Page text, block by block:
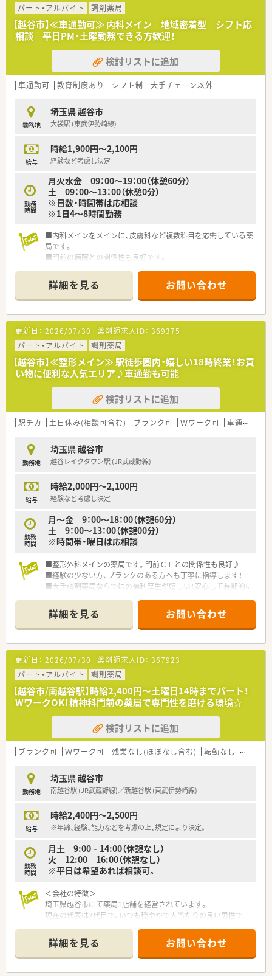
薬局長・エリアマネージャーを始め、その方の適性によっては
医療モールの企画開発部門など、様々なジャンルへ挑戦できるフ
ィールドがあります。
自分のペースで、着実に成長していきたいと考える方に特にオ
ススメの企業です。
■スキルアップ
クリニック受けの店舗をメインに展開しており、ご自分のペー
スでスキルアップできる環境です。
パート・アルバイト 調剤薬局
【越谷市】≪車通勤可≫ 内科メイン 地域密着型 シフト応
相談 平日PM・土曜勤務できる方歓迎！
検討リストに追加
車通勤可 教育制度あり シフト制 大手チェーン以外
勤務地
埼玉県 越谷市
大袋駅 (東武伊勢崎線)
給与
時給1,900円～2,100円
経験など考慮し決定
勤務
時間
月火水金 09：00～19：00（休憩60分）
土 09：00～13：00（休憩0分）
※日数・時間帯は応相談
※1日4～8時間勤務
■内科メインをメインに、皮膚科など複数科目を応需している薬
局です。
■門前の病院との関係性も良好です。
せん。
・・＊企業の特徴＊・・
■埼玉県内に5店舗展開しています。
■店舗のほとんどは越谷市内にございますので、転勤の可能性は
ありません。
■働いている方々も気さくな方々ばかりで、大変働きやすい環境
です。
詳細を見る お問い合わせ
更新日： 2026/07/30 薬剤師求人ID： 369375
パート・アルバイト
調剤薬局
【越谷市】≪整形メイン≫ 駅徒歩圏内・嬉しい18時終業！お買
い物に便利な人気エリア♪車通勤も可能
検討リストに追加
駅チカ 土日休み(相談可含む) ブランク可 Ｗワーク可 車通勤可
勤務地
埼玉県 越谷市
越谷レイクタウン駅 (JR武蔵野線)
給与
時給2,000円～2,100円
経験など考慮し決定
勤務
時間
月～金 9：00～18：00（休憩60分）
土 9：00～13：00（休憩00分）
※時間帯・曜日は応相談
■整形外科メインの薬局です。門前ＣＬとの関係性も良好♪
■経験の少ない方、ブランクのある方へも丁寧に指導します！
■大手調剤薬局ならではの福利厚生が嬉しい！安心して長期的に
・・＊ 薬局の特徴 ＊・・
■母体は病医院専門の経営コンサルティング企業です。
全国に調剤薬局を550店舗以上展開しています。
■薬局事業だけでなく、クリニックモールの企画・運営や医療機
器のリースなど幅広く事業を展開しております。
■電子薬歴・ピッキングサポートシステムを導入しています。全
店舗にて統一されています。
■「くるみんマーク」を取得しています。
「子育てサポート企業」として厚生労働大臣から認定を受けてい
ます。
詳細を見る お問い合わせ
更新日： 2026/07/30 薬剤師求人ID： 367923
パート・アルバイト
調剤薬局
【越谷市/南越谷駅】時給2,400円～土曜日14時までパート！
WワークOK！精神科門前の薬局で専門性を磨ける環境☆
検討リストに追加
ブランク可 Ｗワーク可 残業なし(ほぼなし含む) 転勤なし 車通勤
勤務地
埼玉県 越谷市
南越谷駅 (JR武蔵野線)／新越谷駅 (東武伊勢崎線)
給与
時給2,400円～2,500円
※年齢、経験、能力などを考慮の上、規定により決定。
勤務
時間
月土 9:00‐14:00（休憩なし）
火 12:00‐16:00（休憩なし）
※平日は希望あれば相談可。
＜会社の特徴＞
埼玉県越谷市にて薬局1店舗を経営されています。
現在の代表は2代目で、いつも穏やかで人当たりの良い男性で
ご家族の方が医療事務として現場勤務されており、
何か困ったことがあれば相談しやすい体制です。
家族経営にありがちなワンマン気質というものは一切なく、
従業員の働きやすさを第一に考えてくださいます。
詳細を見る お問い合わせ